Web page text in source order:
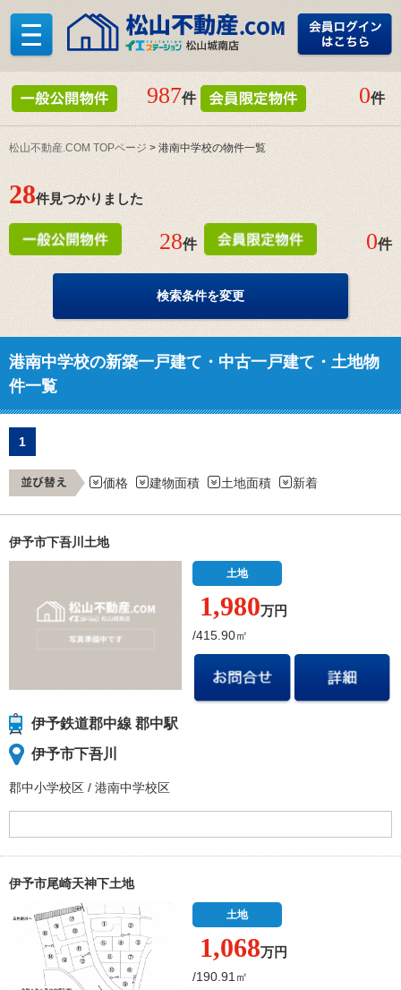
987件 0件
松山不動産.COM TOPページ > 港南中学校の物件一覧
28件見つかりました
28件 0件
検索条件を変更
港南中学校の新築一戸建て・中古一戸建て・土地物
件一覧
1
価格 建物面積 土地面積 新着
伊予市下吾川土地
土地
1,980万円
/415.90㎡
伊予鉄道郡中線 郡中駅
伊予市下吾川
郡中小学校区 / 港南中学校区
伊予市尾崎天神下土地
土地
1,068万円
/190.91㎡